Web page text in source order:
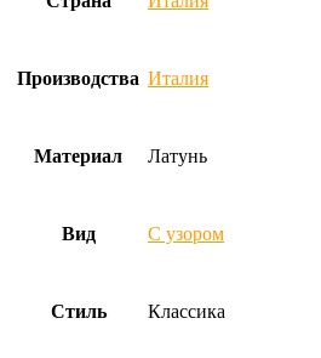
Производства Италия
Материал Латунь
Вид С узором
Стиль Классика